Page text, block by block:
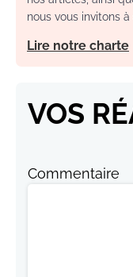
nous vous invitons
Lire notre charte
VOS
Commentaire